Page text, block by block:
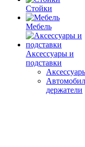
Стойки
Мебель
Аксессуары и
подставки
держатели